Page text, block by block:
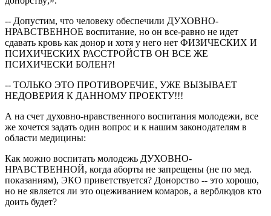
-- Допустим, что человеку обеспечили ДУХОВНО-
НРАВСТВЕННОЕ воспитание, но он все-равно не идет
сдавать кровь как донор и хотя у него нет ФИЗИЧЕСКИХ И
ПСИХИЧЕСКИХ РАССТРОЙСТВ ОН ВСЕ ЖЕ
ПСИХИЧЕСКИ БОЛЕН?!
-- ТОЛЬКО ЭТО ПРОТИВОРЕЧИЕ, УЖЕ ВЫЗЫВАЕТ
НЕДОВЕРИЯ К ДАННОМУ ПРОЕКТУ!!!
А на счет духовно-нравственного воспитания молодежи, все
же хочется задать один вопрос и к нашим законодателям в
области медицины:
Как можно воспитать молодежь ДУХОВНО-
НРАВСТВЕННОЙ, когда аборты не запрещены (не по мед.
показаниям), ЭКО приветствуется? Донорство -- это хорошо,
но не является ли это оцеживанием комаров, а верблюдов кто
доить будет?